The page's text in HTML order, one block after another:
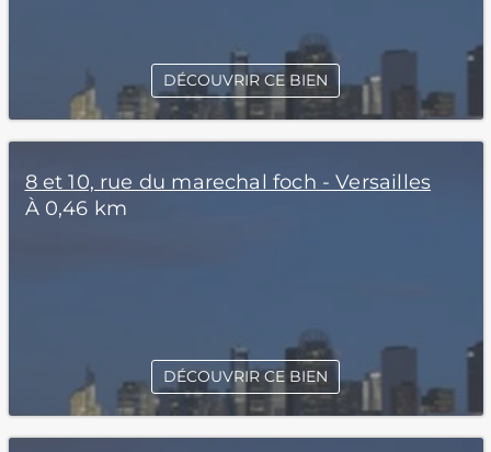
DÉCOUVRIR CE BIEN
8 et 10, rue du marechal foch - Versailles
À 0,46 km
DÉCOUVRIR CE BIEN